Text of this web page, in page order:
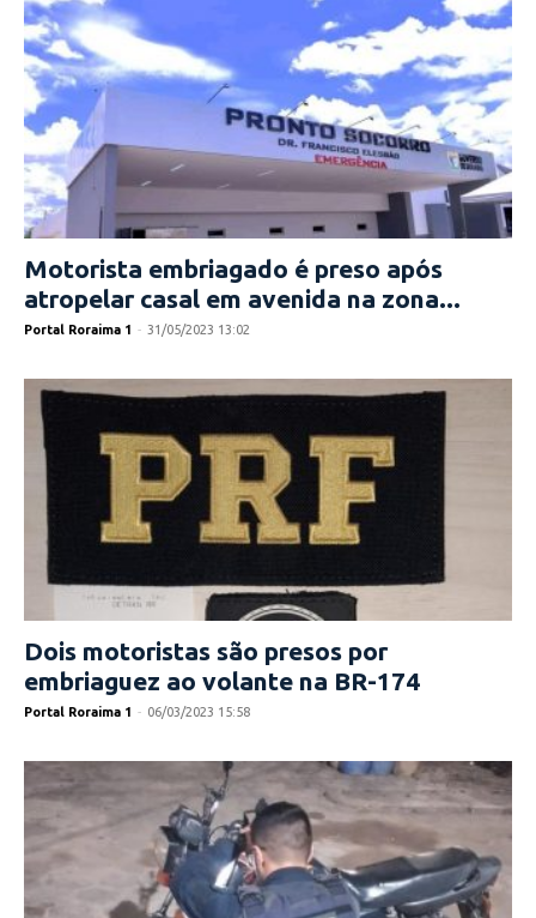
Motorista embriagado é preso após
atropelar casal em avenida na zona...
Portal Roraima 1 - 31/05/2023 13:02
Dois motoristas são presos por
embriaguez ao volante na BR-174
Portal Roraima 1 - 06/03/2023 15:58